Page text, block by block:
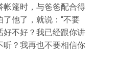
帐篷时，与爸爸配合得
他了，就说：“不要
好不好？我已经跟你讲
听？我再也不要相信你